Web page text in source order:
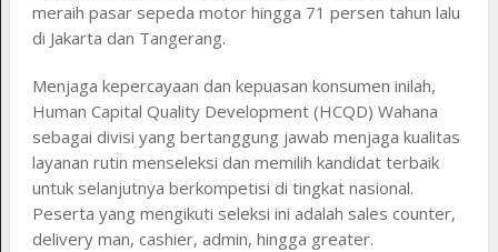
meraih pasar sepeda motor hingga 71 persen tahun lalu
di Jakarta dan Tangerang.
Menjaga kepercayaan dan kepuasan konsumen inilah,
Human Capital Quality Development (HCQD) Wahana
sebagai divisi yang bertanggung jawab menjaga kualitas
layanan rutin menseleksi dan memilih kandidat terbaik
untuk selanjutnya berkompetisi di tingkat nasional.
Peserta yang mengikuti seleksi ini adalah sales counter,
delivery man, cashier, admin, hingga greater.